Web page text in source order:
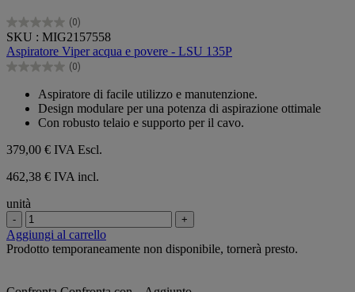
(0)
0.0
su
5
stelle.
SKU : MIG2157558
Aspiratore Viper acqua e povere - LSU 135P
(0)
0.0
Aspiratore di facile utilizzo e manutenzione.
Design modulare per una potenza di aspirazione ottimale
Con robusto telaio e supporto per il cavo.
379,00 € IVA Escl.
462,38 € IVA incl.
unità
- +
Aggiungi al carrello
Prodotto temporaneamente non disponibile, tornerà presto.